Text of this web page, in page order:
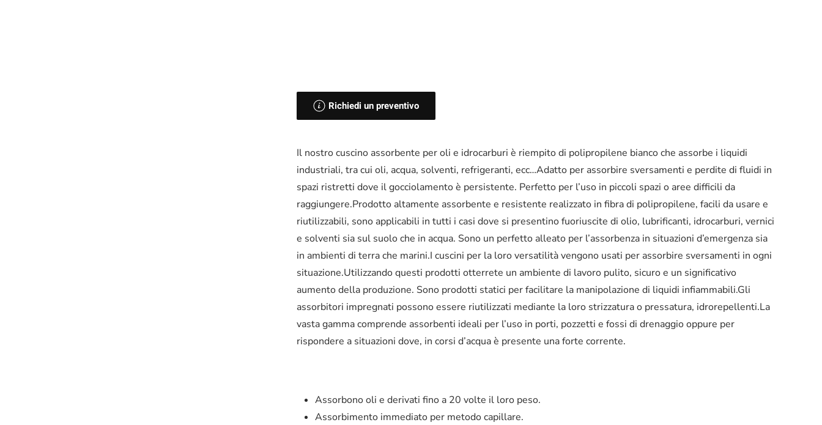
Richiedi un preventivo
Il nostro cuscino assorbente per oli e idrocarburi è riempito di polipropilene bianco che assorbe i liquidi
industriali, tra cui oli, acqua, solventi, refrigeranti, ecc…Adatto per assorbire sversamenti e perdite di fluidi in
spazi ristretti dove il gocciolamento è persistente. Perfetto per l’uso in piccoli spazi o aree difficili da
raggiungere.Prodotto altamente assorbente e resistente realizzato in fibra di polipropilene, facili da usare e
riutilizzabili, sono applicabili in tutti i casi dove si presentino fuoriuscite di olio, lubrificanti, idrocarburi, vernici
e solventi sia sul suolo che in acqua. Sono un perfetto alleato per l’assorbenza in situazioni d’emergenza sia
in ambienti di terra che marini.I cuscini per la loro versatilità vengono usati per assorbire sversamenti in ogni
situazione.Utilizzando questi prodotti otterrete un ambiente di lavoro pulito, sicuro e un significativo
aumento della produzione. Sono prodotti statici per facilitare la manipolazione di liquidi infiammabili.Gli
assorbitori impregnati possono essere riutilizzati mediante la loro strizzatura o pressatura, idrorepellenti.La
vasta gamma comprende assorbenti ideali per l’uso in porti, pozzetti e fossi di drenaggio oppure per
rispondere a situazioni dove, in corsi d’acqua è presente una forte corrente.
Assorbono oli e derivati fino a 20 volte il loro peso.
Assorbimento immediato per metodo capillare.